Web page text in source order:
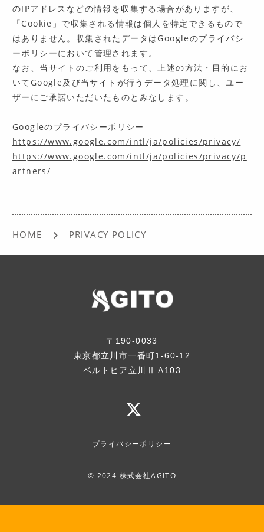
のIPアドレスなどの情報を収集する場合がありますが、
「Cookie」で収集される情報は個人を特定できるもので
はありません。収集されたデータはGoogleのプライバシ
ーポリシーにおいて管理されます。
なお、当サイトのご利用をもって、上述の方法・目的にお
いてGoogle及び当サイトが行うデータ処理に関し、ユー
ザーにご承諾いただいたものとみなします。
Googleのプライバシーポリシー
https://www.google.com/intl/ja/policies/privacy/
https://www.google.com/intl/ja/policies/privacy/p
artners/
HOME PRIVACY POLICY
〒190-0033
東京都立川市一番町1-60-12
ベルトピア立川Ⅱ A103
プライバシーポリシー
© 2024 株式会社AGITO